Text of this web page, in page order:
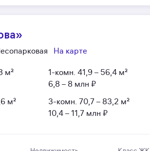
На карте
м²
1-комн. 41,9 – 56,4 м²
6,8 – 8 млн ₽
м²
3-комн. 70,7 – 83,2 м²
10,4 – 11,7 млн ₽